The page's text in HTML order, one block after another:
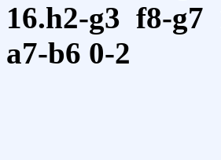
16.h2-g3 f8-g7
a7-b6 0-2